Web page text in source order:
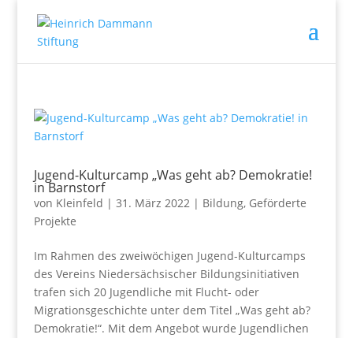
Jugend-Kulturcamp „Was geht ab? Demokratie!
in Barnstorf
von Kleinfeld | 31. März 2022| Bildung, Geförderte
Projekte
Im Rahmen des zweiwöchigen Jugend-Kulturcamps
des Vereins Niedersächsischer Bildungsinitiativen
trafen sich 20 Jugendliche mit Flucht- oder
Migrationsgeschichte unter dem Titel „Was geht ab?
Demokratie!“. Mit dem Angebot wurde Jugendlichen